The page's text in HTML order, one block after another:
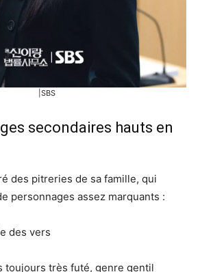
|SBS
secondaires hauts en
des pitreries de sa famille, qui
personnages assez marquants :
des vers
toujours très futé, genre gentil